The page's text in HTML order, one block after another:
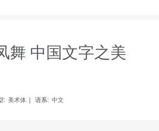
舞 中国文字之美
: 美术体 | 语系: 中文